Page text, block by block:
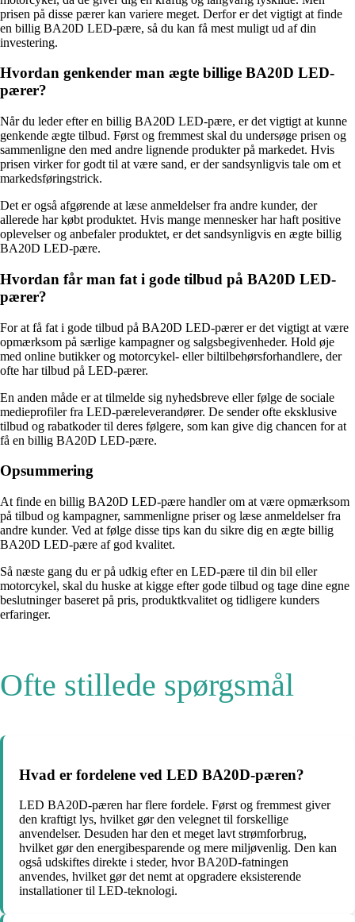
prisen på disse pærer kan variere meget. Derfor er det vigtigt at finde
en billig BA20D LED-pære, så du kan få mest muligt ud af din
investering.
Hvordan genkender man ægte billige BA20D LED-
pærer?
Når du leder efter en billig BA20D LED-pære, er det vigtigt at kunne
genkende ægte tilbud. Først og fremmest skal du undersøge prisen og
sammenligne den med andre lignende produkter på markedet. Hvis
prisen virker for godt til at være sand, er der sandsynligvis tale om et
markedsføringstrick.
Det er også afgørende at læse anmeldelser fra andre kunder, der
allerede har købt produktet. Hvis mange mennesker har haft positive
oplevelser og anbefaler produktet, er det sandsynligvis en ægte billig
BA20D LED-pære.
Hvordan får man fat i gode tilbud på BA20D LED-
pærer?
For at få fat i gode tilbud på BA20D LED-pærer er det vigtigt at være
opmærksom på særlige kampagner og salgsbegivenheder. Hold øje
med online butikker og motorcykel- eller biltilbehørsforhandlere, der
ofte har tilbud på LED-pærer.
En anden måde er at tilmelde sig nyhedsbreve eller følge de sociale
medieprofiler fra LED-pæreleverandører. De sender ofte eksklusive
tilbud og rabatkoder til deres følgere, som kan give dig chancen for at
få en billig BA20D LED-pære.
Opsummering
At finde en billig BA20D LED-pære handler om at være opmærksom
på tilbud og kampagner, sammenligne priser og læse anmeldelser fra
andre kunder. Ved at følge disse tips kan du sikre dig en ægte billig
BA20D LED-pære af god kvalitet.
Så næste gang du er på udkig efter en LED-pære til din bil eller
motorcykel, skal du huske at kigge efter gode tilbud og tage dine egne
beslutninger baseret på pris, produktkvalitet og tidligere kunders
erfaringer.
Ofte stillede spørgsmål
Hvad er fordelene ved LED BA20D-pæren?
LED BA20D-pæren har flere fordele. Først og fremmest giver
den kraftigt lys, hvilket gør den velegnet til forskellige
anvendelser. Desuden har den et meget lavt strømforbrug,
hvilket gør den energibesparende og mere miljøvenlig. Den kan
også udskiftes direkte i steder, hvor BA20D-fatningen
anvendes, hvilket gør det nemt at opgradere eksisterende
installationer til LED-teknologi.